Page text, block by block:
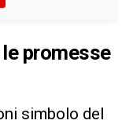
le promesse
simbolo del